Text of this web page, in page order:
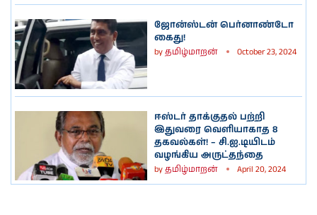
ஜோன்ஸ்டன் பெர்னாண்டோ
கைது!
byதமிழ்மாறன் October 23, 2024
ஈஸ்டர் தாக்குதல் பற்றி
இதுவரை வெளியாகாத 8
தகவல்கள்! – சி.ஐ.டியிடம்
வழங்கிய அருட்தந்தை
byதமிழ்மாறன் April 20, 2024